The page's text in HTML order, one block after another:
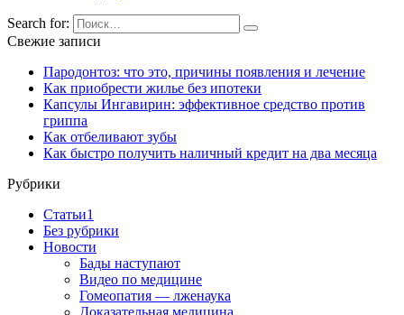
Search for:
Свежие записи
Пародонтоз: что это, причины появления и лечение
Как приобрести жилье без ипотеки
Капсулы Ингавирин: эффективное средство против
гриппа
Как отбеливают зубы
Как быстро получить наличный кредит на два месяца
Рубрики
Cтатьи1
Без рубрики
Новости
Бады наступают
Видео по медицине
Гомеопатия — лженаука
Доказательная медицина